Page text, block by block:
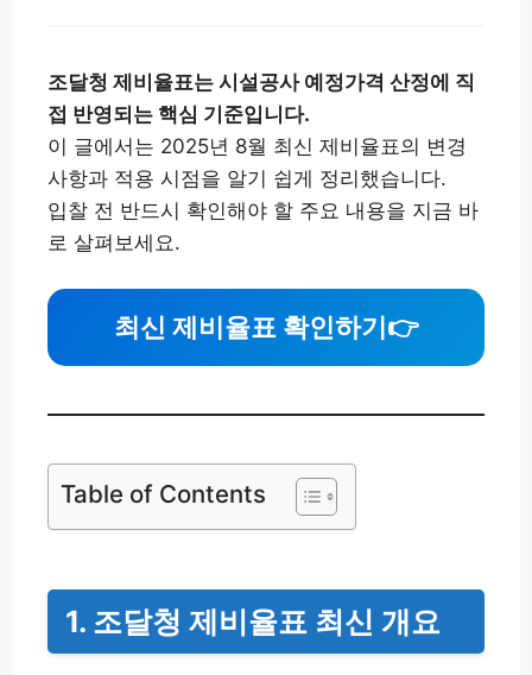
조달청 제비율표는 시설공사 예정가격 산정에 직
접 반영되는 핵심 기준입니다.
이 글에서는 2025년 8월 최신 제비율표의 변경
사항과 적용 시점을 알기 쉽게 정리했습니다.
입찰 전 반드시 확인해야 할 주요 내용을 지금 바
로 살펴보세요.
최신 제비율표 확인하기 👉
Table of Contents
1. 조달청 제비율표 최신 개요